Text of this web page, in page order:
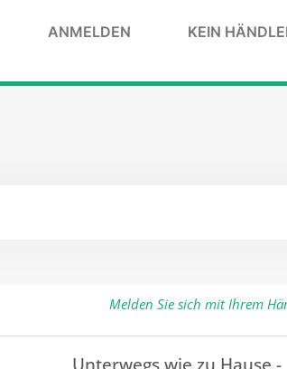
ANMELDEN KEIN
Melden Sie sich mit Ihrem